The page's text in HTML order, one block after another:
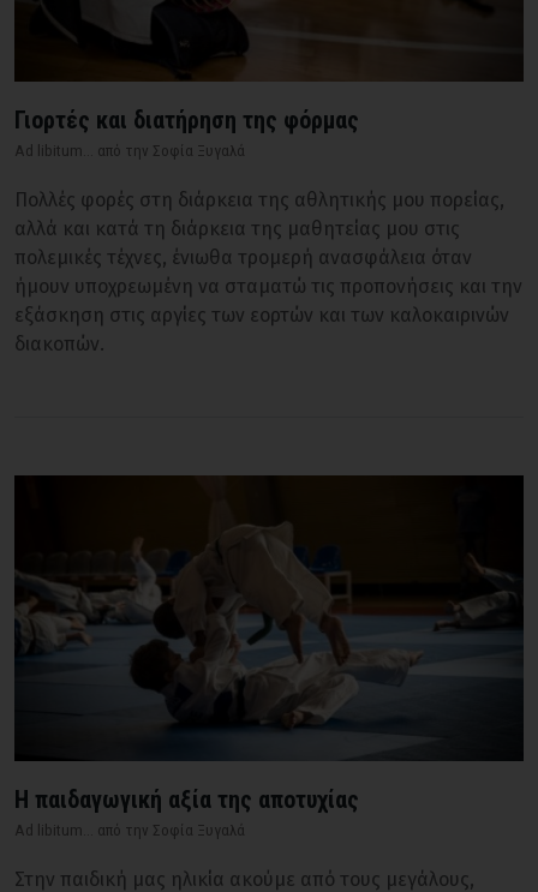
Γιορτές και διατήρηση της φόρμας
Ad libitum... από την Σοφία Ξυγαλά
Πολλές φορές στη διάρκεια της αθλητικής μου πορείας,
αλλά και κατά τη διάρκεια της μαθητείας μου στις
πολεμικές τέχνες, ένιωθα τρομερή ανασφάλεια όταν
ήμουν υποχρεωμένη να σταματώ τις προπονήσεις και την
εξάσκηση στις αργίες των εορτών και των καλοκαιρινών
διακοπών.
Η παιδαγωγική αξία της αποτυχίας
Ad libitum... από την Σοφία Ξυγαλά
Στην παιδική μας ηλικία ακούμε από τους μεγάλους,